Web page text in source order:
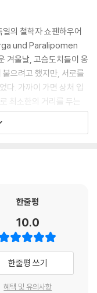
일의 철학자 쇼펜하우어
und Paralipomen
겨울날, 고슴도치들이 옹
으려고 했지만, 서로를
다. 가까이 가면 상처 입
최소한의 거리를 두는
치들은 가시가 없는 머
행착오 끝에 최선의 방
될 말을 하고, 내 의도와
이켜보며 수많은 후회
기를 참지 못하고 튀어
지!’라고 생각해 뇌를
한다. 추위를 피해 가까
의 거리를 찾았듯이, 사
당한 거리를 찾아낸다.
한줄평
10.0
한줄평 쓰기
혜택 및 유의사항